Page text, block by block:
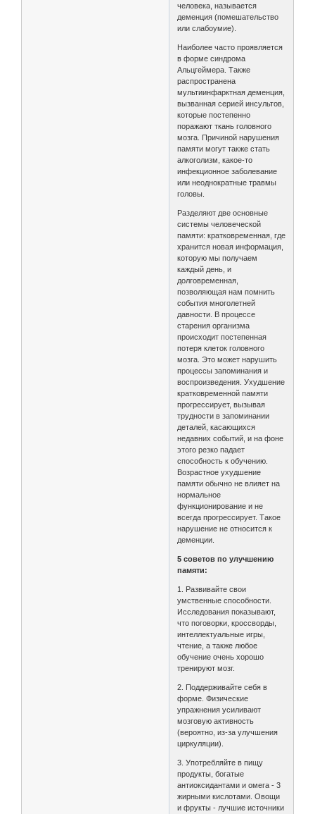
человека, называется
деменция (помешательство
или слабоумие).
Наиболее часто проявляется
в форме синдрома
Альцгеймера. Также
распространена
мультиинфарктная деменция,
вызванная серией инсультов,
которые постепенно
поражают ткань головного
мозга. Причиной нарушения
памяти могут также стать
алкоголизм, какое-то
инфекционное заболевание
или неоднократные травмы
головы.
Разделяют две основные
сиcтемы человеческой
памяти: кратковременная, где
хранится новая информация,
которую мы получаем
каждый день, и
долговременная,
позволяющая нам помнить
события многолетней
давности. В процессе
старения организма
происходит постепенная
потеря клеток головного
мозга. Это может нарушить
процессы запоминания и
воспроизведения. Ухудшение
кратковременной памяти
прогрессирует, вызывая
трудности в запоминании
деталей, касающихся
недавних событий, и на фоне
этого резко падает
способность к обучению.
Возрастное ухудшение
памяти обычно не влияет на
нормальное
функционирование и не
всегда прогрессирует. Такое
нарушение не относится к
деменции.
5 советов по улучшению
памяти:
1. Развивайте свои
умственные способности.
Исследования показывают,
что поговорки, кроссворды,
интеллектуальные игры,
чтение, а также любое
обучение очень хорошо
тренируют мозг.
2. Поддерживайте себя в
форме. Физические
упражнения усиливают
мозговую активность
(вероятно, из-за улучшения
циркуляции).
3. Употребляйте в пищу
продукты, богатые
антиоксидантами и омега - 3
жирными кислотами. Овощи
и фрукты - лучшие источники